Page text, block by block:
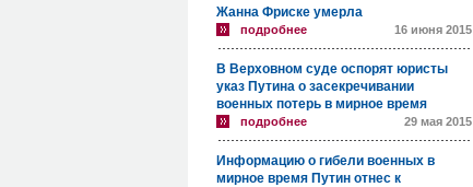
Жанна Фриске умерла
подробнее 16 июня 2015
В Верховном суде оспорят юристы
указ Путина о засекречивании
военных потерь в мирное время
подробнее 29 мая 2015
Информацию о гибели военных в
мирное время Путин отнес к